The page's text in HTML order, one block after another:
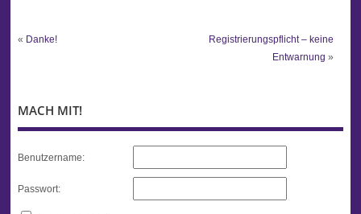
« Danke!
Registrierungspflicht – keine
Entwarnung »
MACH MIT!
Benutzername:
Passwort: